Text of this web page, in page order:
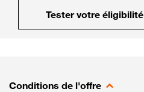
Tester votre éligibilité
Conditions de l'offre